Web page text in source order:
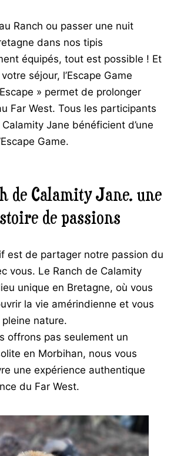
Ranch ou passer une nuit
dans nos tipis
équipés, tout est possible ! Et
séjour, l’Escape Game
» permet de prolonger
Far West. Tous les participants
Jane bénéficient d’une
Game.
de Calamity Jane, une
de passions
est de partager notre passion du
vous. Le Ranch de Calamity
unique en Bretagne, où vous
la vie amérindienne et vous
nature.
offrons pas seulement un
en Morbihan, nous vous
une expérience authentique
du Far West.